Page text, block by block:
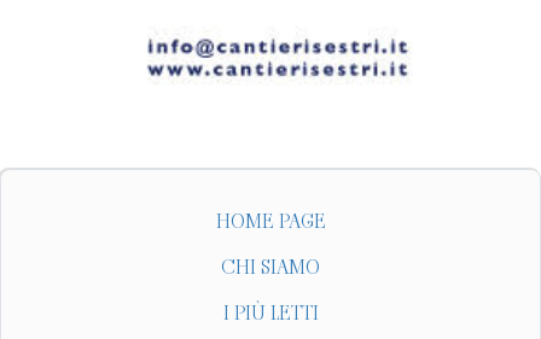
HOME PAGE
CHI SIAMO
I PIÙ LETTI